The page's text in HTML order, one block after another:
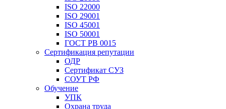
ISO 22000
ISO 29001
ISO 45001
ISO 50001
ГОСТ РВ 0015
Сертификация репутации
ОДР
Сертификат СУЗ
СОУТ РФ
Обучение
УПК
Охрана труда